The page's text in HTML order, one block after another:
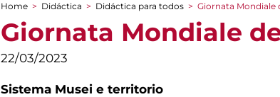
You are here
Home > Didáctica > Didáctica para todos > Giornata Mondiale
Giornata Mondiale
22/03/2023
Sistema Musei e territorio